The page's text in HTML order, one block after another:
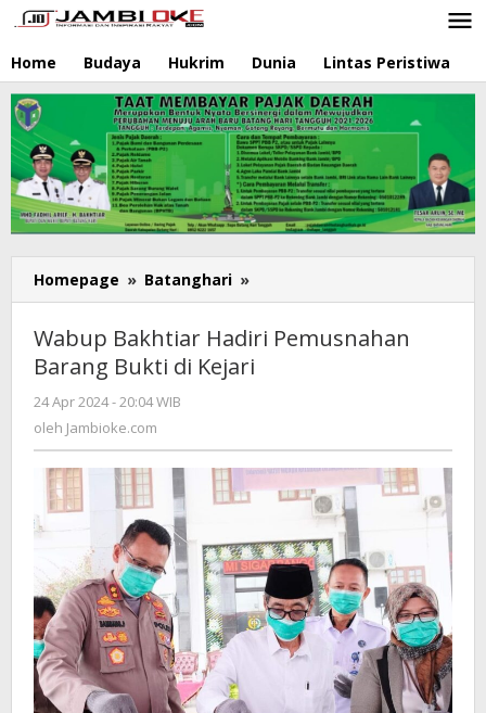
Lewati
ke
konten
Home Budaya Hukrim Dunia Lintas Peristiwa
Homepage » Batanghari »
Bakhtiar
Pemusnahan
Barang
Wabup Bakhtiar Hadiri Pemusnahan
Barang Bukti di Kejari
24 Apr 2024 - 20:04 WIB
oleh Jambioke.com